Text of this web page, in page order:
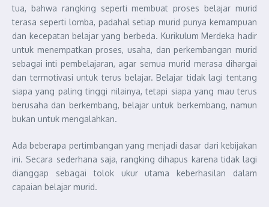
tua, bahwa rangking seperti membuat proses belajar murid
terasa seperti lomba, padahal setiap murid punya kemampuan
dan kecepatan belajar yang berbeda. Kurikulum Merdeka hadir
untuk menempatkan proses, usaha, dan perkembangan murid
sebagai inti pembelajaran, agar semua murid merasa dihargai
dan termotivasi untuk terus belajar. Belajar tidak lagi tentang
siapa yang paling tinggi nilainya, tetapi siapa yang mau terus
berusaha dan berkembang, belajar untuk berkembang, namun
bukan untuk mengalahkan.
Ada beberapa pertimbangan yang menjadi dasar dari kebijakan
ini. Secara sederhana saja, rangking dihapus karena tidak lagi
dianggap sebagai tolok ukur utama keberhasilan dalam
capaian belajar murid.